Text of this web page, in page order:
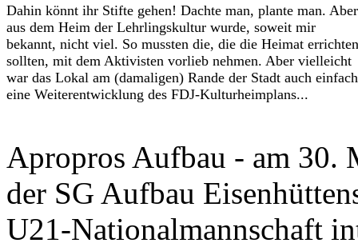
Dahin könnt ihr Stifte gehen! Dachte man, plante man. Aber
aus dem Heim der Lehrlingskultur wurde, soweit mir
bekannt, nicht viel. So mussten die, die die Heimat errichten
sollten, mit dem Aktivisten vorlieb nehmen. Aber vielleicht
war das Lokal am (damaligen) Rande der Stadt auch einfach
eine Weiterentwicklung des FDJ-Kulturheimplans...
Apropros Aufbau - am 30.
der SG Aufbau
U21-Nationalmannschaft